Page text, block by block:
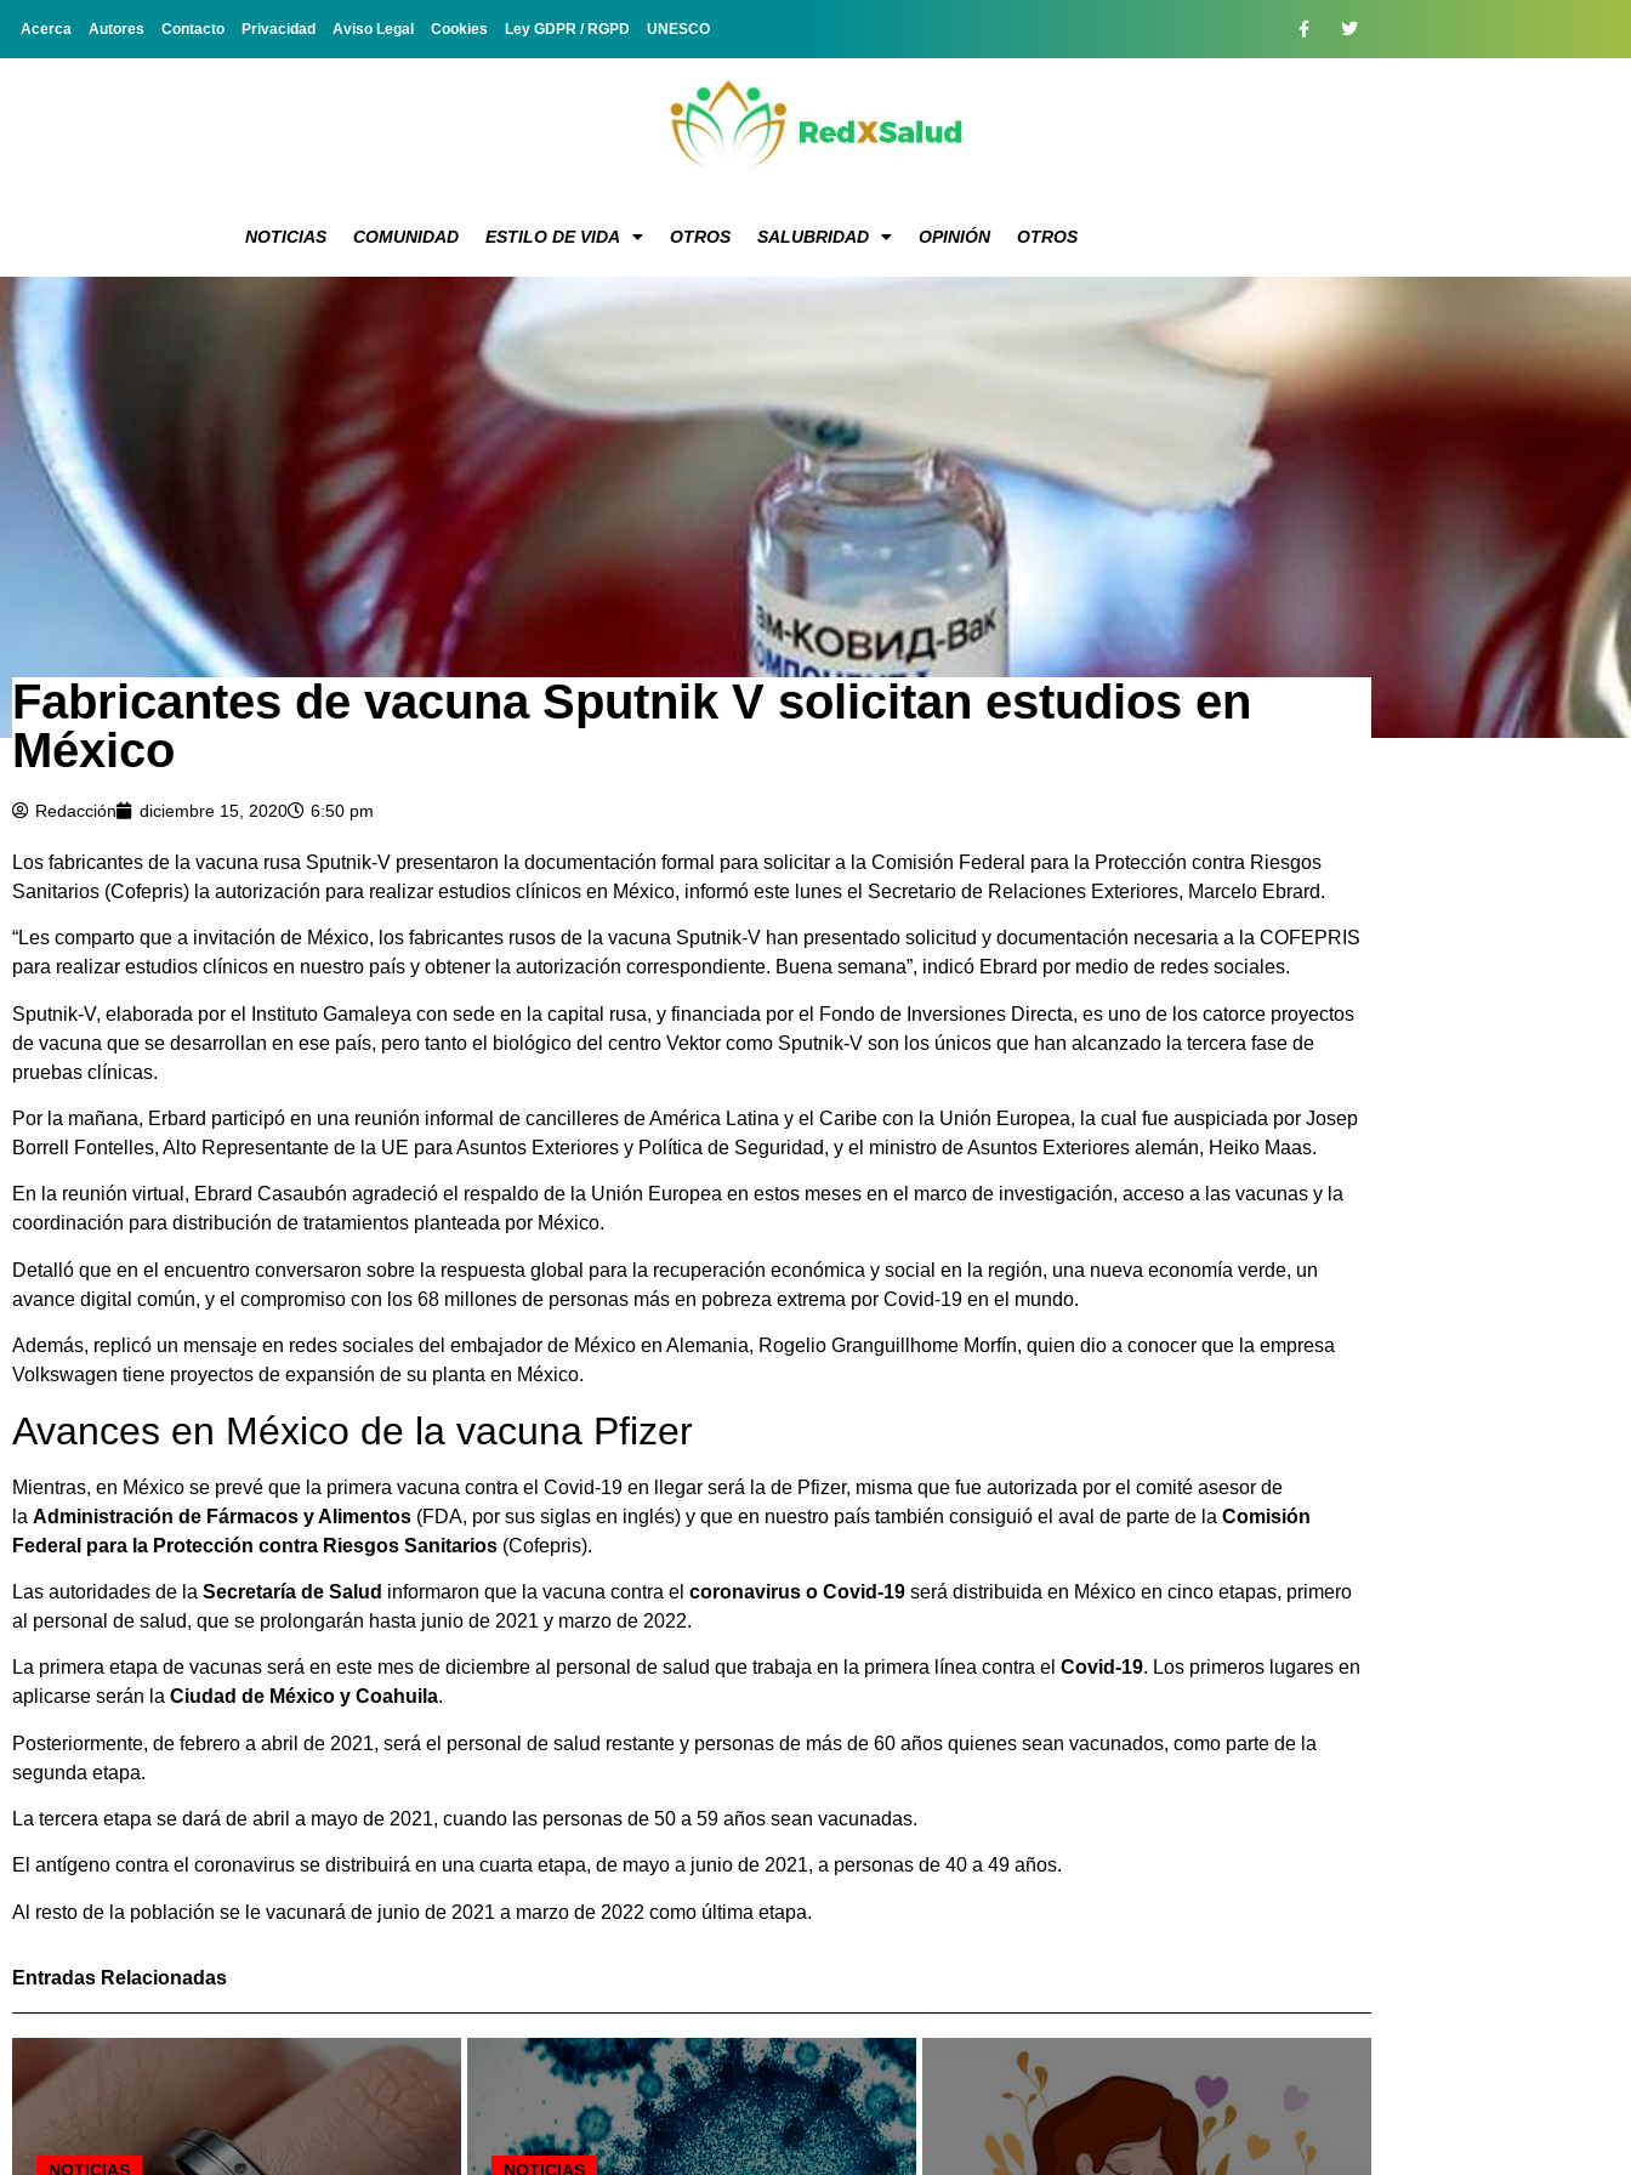
Acerca Autores Contacto Privacidad Aviso Legal Cookies Ley GDPR / RGPD UNESCO
NOTICIAS COMUNIDAD ESTILO DE VIDA OTROS SALUBRIDAD OPINIÓN OTROS
Fabricantes de vacuna Sputnik V solicitan estudios en
México
Redacción diciembre 15, 2020 6:50 pm
Los fabricantes de la vacuna rusa Sputnik-V presentaron la documentación formal para solicitar a la Comisión Federal para la Protección contra Riesgos
Sanitarios (Cofepris) la autorización para realizar estudios clínicos en México, informó este lunes el Secretario de Relaciones Exteriores, Marcelo Ebrard.
“Les comparto que a invitación de México, los fabricantes rusos de la vacuna Sputnik-V han presentado solicitud y documentación necesaria a la COFEPRIS
para realizar estudios clínicos en nuestro país y obtener la autorización correspondiente. Buena semana”, indicó Ebrard por medio de redes sociales.
Sputnik-V, elaborada por el Instituto Gamaleya con sede en la capital rusa, y financiada por el Fondo de Inversiones Directa, es uno de los catorce proyectos
de vacuna que se desarrollan en ese país, pero tanto el biológico del centro Vektor como Sputnik-V son los únicos que han alcanzado la tercera fase de
pruebas clínicas.
Por la mañana, Erbard participó en una reunión informal de cancilleres de América Latina y el Caribe con la Unión Europea, la cual fue auspiciada por Josep
Borrell Fontelles, Alto Representante de la UE para Asuntos Exteriores y Política de Seguridad, y el ministro de Asuntos Exteriores alemán, Heiko Maas.
En la reunión virtual, Ebrard Casaubón agradeció el respaldo de la Unión Europea en estos meses en el marco de investigación, acceso a las vacunas y la
coordinación para distribución de tratamientos planteada por México.
Detalló que en el encuentro conversaron sobre la respuesta global para la recuperación económica y social en la región, una nueva economía verde, un
avance digital común, y el compromiso con los 68 millones de personas más en pobreza extrema por Covid-19 en el mundo.
Además, replicó un mensaje en redes sociales del embajador de México en Alemania, Rogelio Granguillhome Morfín, quien dio a conocer que la empresa
Volkswagen tiene proyectos de expansión de su planta en México.
Avances en México de la vacuna Pfizer
Mientras, en México se prevé que la primera vacuna contra el Covid-19 en llegar será la de Pfizer, misma que fue autorizada por el comité asesor de
la Administración de Fármacos y Alimentos (FDA, por sus siglas en inglés) y que en nuestro país también consiguió el aval de parte de la Comisión
Federal para la Protección contra Riesgos Sanitarios (Cofepris).
Las autoridades de la Secretaría de Salud informaron que la vacuna contra el coronavirus o Covid-19 será distribuida en México en cinco etapas, primero
al personal de salud, que se prolongarán hasta junio de 2021 y marzo de 2022.
La primera etapa de vacunas será en este mes de diciembre al personal de salud que trabaja en la primera línea contra el Covid-19. Los primeros lugares en
aplicarse serán la Ciudad de México y Coahuila.
Posteriormente, de febrero a abril de 2021, será el personal de salud restante y personas de más de 60 años quienes sean vacunados, como parte de la
segunda etapa.
La tercera etapa se dará de abril a mayo de 2021, cuando las personas de 50 a 59 años sean vacunadas.
El antígeno contra el coronavirus se distribuirá en una cuarta etapa, de mayo a junio de 2021, a personas de 40 a 49 años.
Al resto de la población se le vacunará de junio de 2021 a marzo de 2022 como última etapa.
Entradas Relacionadas
NOTICIAS NOTICIAS